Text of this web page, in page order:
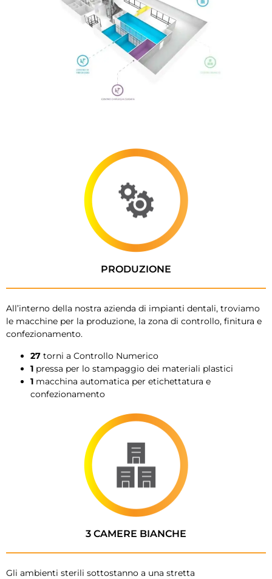
PRODUZIONE
All’interno della nostra azienda di impianti dentali, troviamo
le macchine per la produzione, la zona di controllo, finitura e
confezionamento.
27 torni a Controllo Numerico
1 pressa per lo stampaggio dei materiali plastici
1 macchina automatica per etichettatura e
confezionamento
3 CAMERE BIANCHE
Gli ambienti sterili sottostanno a una stretta